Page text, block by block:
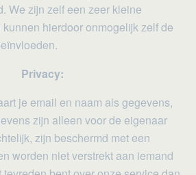
We zijn zelf een zeer kleine
hierdoor onmogelijk zelf de
Privacy:
je email en naam als gegevens,
zijn alleen voor de eigenaar
zijn beschermd met een
worden niet verstrekt aan iemand